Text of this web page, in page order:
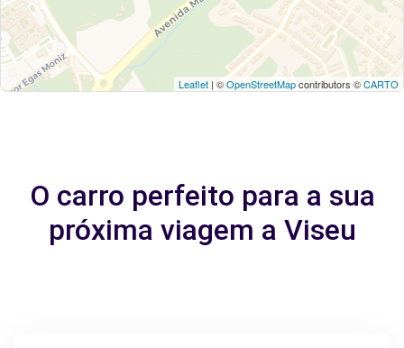
Leaflet | ©OpenStreetMapcontributors ©CARTO
O carro perfeito para a sua
próxima viagem a Viseu